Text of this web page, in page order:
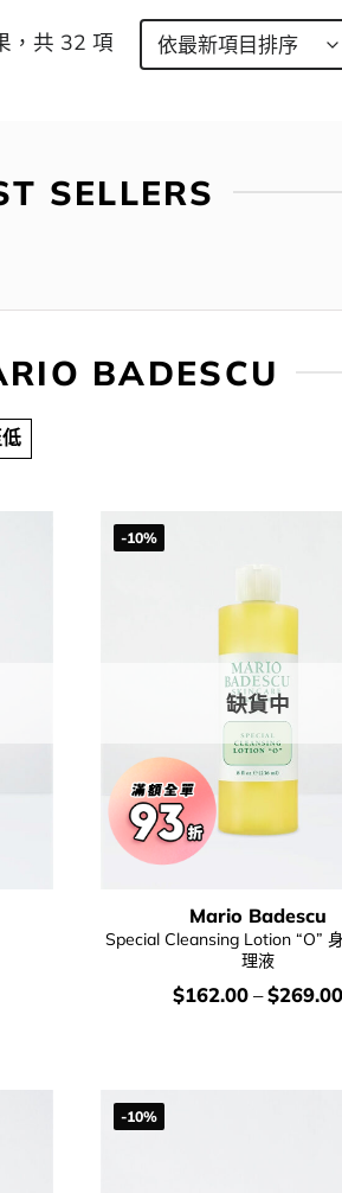
，共 32 項
SELLERS
BADESCU
-10%
缺貨中
Mario Badescu
Special Cleansing Lotion “O”
理液
價
錢：
$162.00–$269.00
-10%